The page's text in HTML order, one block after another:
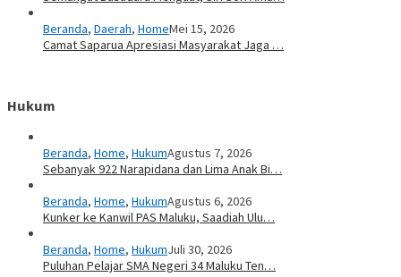
Beranda, Daerah, HomeMei 15, 2026
Camat Saparua Apresiasi Masyarakat Jaga …
Hukum
Beranda, Home, HukumAgustus 7, 2026
Sebanyak 922 Narapidana dan Lima Anak Bi…
Beranda, Home, HukumAgustus 6, 2026
Kunker ke Kanwil PAS Maluku, Saadiah Ulu…
Beranda, Home, HukumJuli 30, 2026
Puluhan Pelajar SMA Negeri 34 Maluku Ten…